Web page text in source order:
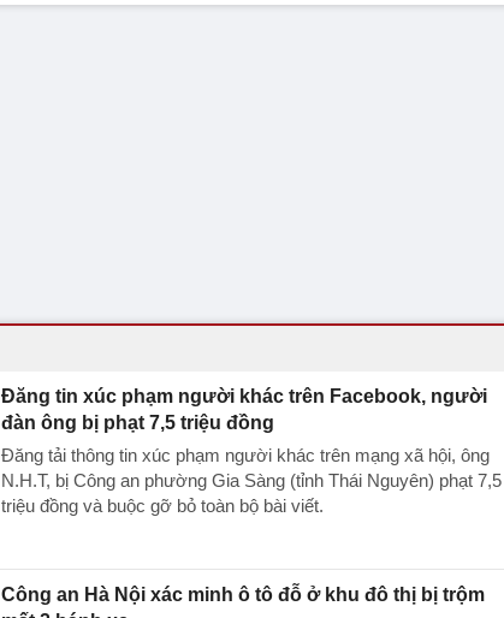
Đăng tin xúc phạm người khác trên Facebook, người
đàn ông bị phạt 7,5 triệu đồng
Đăng tải thông tin xúc phạm người khác trên mạng xã hội, ông
N.H.T, bị Công an phường Gia Sàng (tỉnh Thái Nguyên) phạt 7,5
triệu đồng và buộc gỡ bỏ toàn bộ bài viết.
Công an Hà Nội xác minh ô tô đỗ ở khu đô thị bị trộm